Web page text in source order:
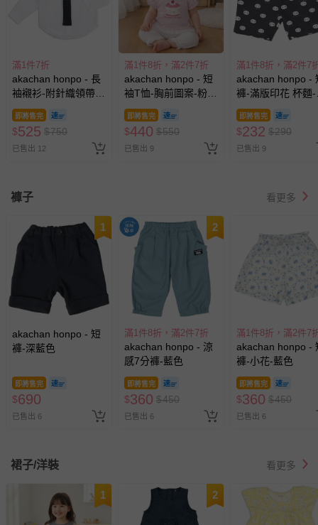
滿1件7折
akachan honpo - 長
袖襯衫-附針織領帶-
白色
即將售完
$525 $750
已售出 12
滿1件8折，滿2件7折
akachan honpo - 短
袖T恤-胸前圖案-粉紅
色
即將售完
$440 $550
已售出 9
滿1件8折，滿2件7
akachan honpo -
褲-滿版印花 杯麵-
色
即將售完
$232 $290
已售出 9
褲子 看更多
1
akachan honpo - 短
褲-深藍色
即將售完
$690
已售出 6
2
滿1件8折，滿2件7折
akachan honpo - 涼
感7分褲-藍色
即將售完
$360 $450
已售出 6
滿1件8折，滿2件7
akachan honpo -
褲-小花-藍色
即將售完
$360 $450
已售出 6
裙子/洋裝 看更多
1 2